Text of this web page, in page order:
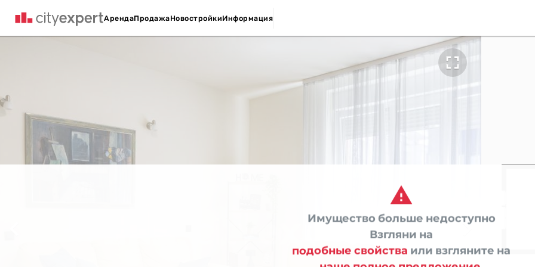
АрендаПродажаНовостройкиИнформация



Имущество больше недоступно
Взгляни на
подобные свойства или взгляните на